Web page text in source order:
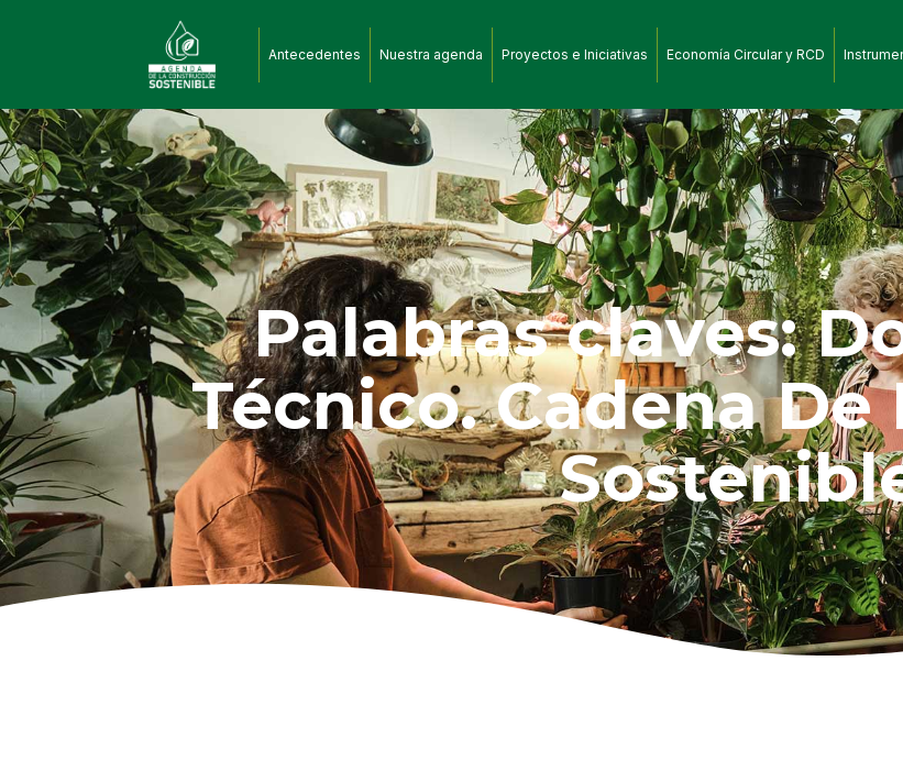
Antecedentes Nuestra agenda Proyectos e Iniciativas Economía Circular y RCD
Palabras claves:
Técnico. Cadena